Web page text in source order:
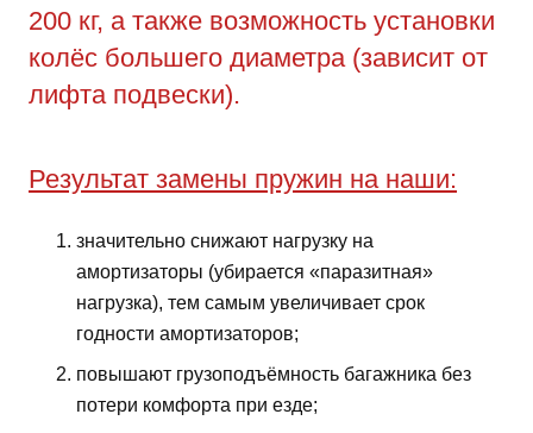
200 кг, а также возможность установки
колёс большего диаметра (зависит от
лифта подвески).
Результат замены пружин на наши:
значительно снижают нагрузку на
амортизаторы (убирается «паразитная»
нагрузка), тем самым увеличивает срок
годности амортизаторов;
повышают грузоподъёмность багажника без
потери комфорта при езде;